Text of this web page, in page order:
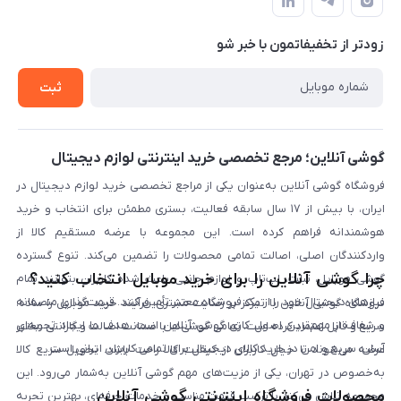
حساب کاربری
حریم خصوصی
بلاگ
شرایط ضمانت هفت روزه
روش ارسال کالا در گوشی آنلاین
روش بازگردانی کالا
زودتر از تخفیفاتمون با خبر شو
ثبت
گوشی آنلاین؛ مرجع تخصصی خرید اینترنتی لوازم دیجیتال
فروشگاه گوشی آنلاین به‌عنوان یکی از مراجع تخصصی خرید لوازم دیجیتال در
ایران، با بیش از ۱۷ سال سابقه فعالیت، بستری مطمئن برای انتخاب و خرید
هوشمندانه فراهم کرده است. این مجموعه با عرضه مستقیم کالا از
واردکنندگان اصلی، اصالت تمامی محصولات را تضمین می‌کند. تنوع گسترده
گوشی موبایل، تبلت، لپ‌تاپ و لوازم جانبی باعث شده کاربران بتوانند تمام
نیازهای دیجیتال خود را از یک فروشگاه معتبر تأمین کنند. قیمت‌گذاری منصفانه
و شفاف از مهم‌ترین اصول کاری گوشی آنلاین است. هدف ما ایجاد تجربه‌ای
آسان، سریع و امن در خرید کالای دیجیتال برای تمامی کاربران ایرانی است.
چرا گوشی آنلاین را برای خرید موبایل انتخاب کنید؟
فروشگاه گوشی آنلاین با تمرکز بر رضایت مشتری، فرآیند خرید موبایل را ساده،
سریع و قابل اعتماد کرده است. تمامی گوشی‌ها با ضمانت اصالت و گارانتی معتبر
عرضه می‌شوند تا خیال کاربران از کیفیت کالا راحت باشد. تحویل سریع کالا
به‌خصوص در تهران، یکی از مزیت‌های مهم گوشی آنلاین به‌شمار می‌رود. این
مجموعه تلاش می‌کند با ترکیب قیمت مناسب و خدمات حرفه‌ای، بهترین تجربه